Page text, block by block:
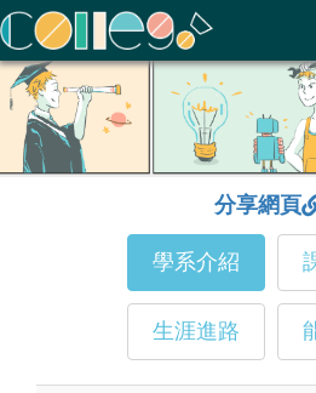
ColleGo! 大學選才與高中育才輔助系統
分享網頁
學系介紹
生涯進路